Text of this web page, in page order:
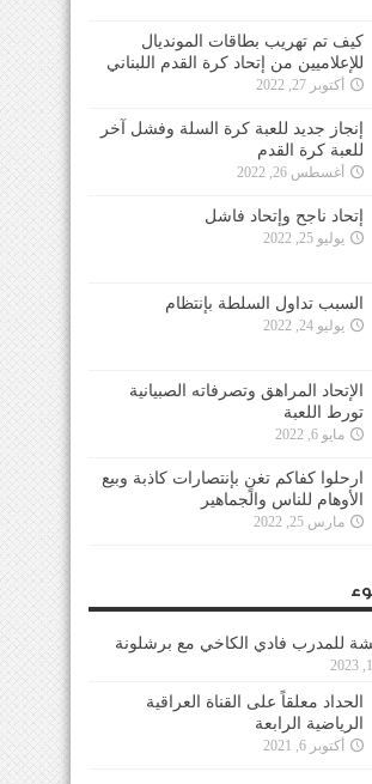
كيف تم تهريب بطاقات المونديال
للإعلاميين من إتحاد كرة القدم اللبناني
أكتوبر 27, 2022
إنجاز جديد للعبة كرة السلة وفشل آخر
للعبة كرة القدم
أغسطس 26, 2022
إتحاد ناجح وإتحاد فاشل
يوليو 25, 2022
السبب تداول السلطة بإنتظام
يوليو 24, 2022
الإتحاد المراهق وتصرفاته الصبيانية
تورط اللعبة
مايو 6, 2022
ارحلوا كفاكم تغنٍ بإنتصارات كاذبة وبيع
الأوهام للناس والجماهير
مارس 25, 2022
للمدرب فادي الكاخي مع برشلونة
الحداد معلقاً على القناة العراقية
الرياضية الرابعة
أكتوبر 6, 2021